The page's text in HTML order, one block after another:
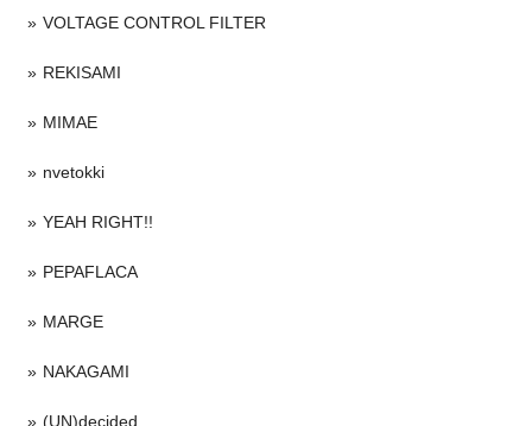
VOLTAGE CONTROL FILTER
REKISAMI
MIMAE
nvetokki
YEAH RIGHT!!
PEPAFLACA
MARGE
NAKAGAMI
(UN)decided